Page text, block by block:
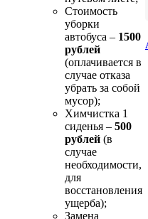
Стоимость
уборки
автобуса – 1500
рублей
(оплачивается в
случае отказа
убрать за собой
мусор);
Химчистка 1
сиденья – 500
рублей (в
случае
необходимости,
для
восстановления
ущерба);
Замена